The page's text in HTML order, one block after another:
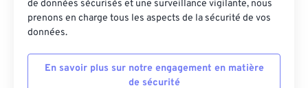
de données sécurisés et une surveillance vigilante, nous
prenons en charge tous les aspects de la sécurité de vos
données.
En savoir plus sur notre engagement en matière
de sécurité